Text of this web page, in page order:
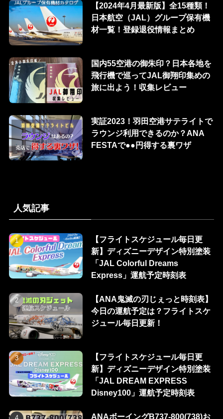
【2024年4月最新版】全15種類！
日本航空（JAL）グループ保有機
材一覧！登録退役情報まとめ
国内55空港の御朱印？日本各地を
飛行機で巡ってJAL御翔印集めの
旅に出よう！収集レビュー
実証2023！羽田空港サテライトで
ラウンジ利用できるのか？ANA
FESTAで●●円得する裏ワザ
人気記事
【フライトスケジュール毎日更
新】ディズニーデザイン特別塗装
「JAL Colorful Dreams
Express」運航予定時刻表
【ANA鬼滅の刃じぇっと時刻表】
今日の運航予定は？フライトスケ
ジュール毎日更新！
【フライトスケジュール毎日更
新】ディズニーデザイン特別塗装
「JAL DREAM EXPRESS
Disney100」運航予定時刻表
ANAボーイングB737-800(738)お